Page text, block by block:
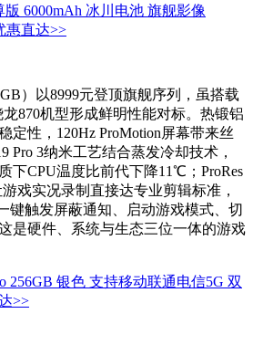
6000mAh 冰川电池 旗舰影像
惠直达>>
）以8999元登顶旗舰序列，虽搭载
870机型形成鲜明性能对标。热锻铝
定性，120Hz ProMotion屏幕带来丝
Pro 3纳米工艺结合蒸发冷却技术，
下CPU温度比前代下降11℃；ProRes
戏实况录制直接达专业剪辑标准，
键触发屏蔽通知、启动游戏模式、切
硬件、系统与生态三位一体的游戏
256GB 银色 支持移动联通电信5G 双
>>